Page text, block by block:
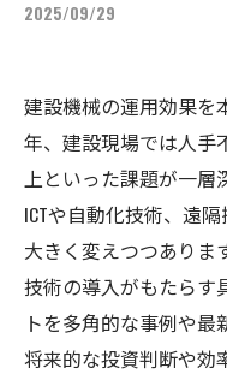
2025/09/29
建設機械の運用効果を
年、建設現場では人手
上といった課題が一層
ICTや自動化技術、遠
大きく変えつつありま
技術の導入がもたらす
トを多角的な事例や最
将来的な投資判断や効